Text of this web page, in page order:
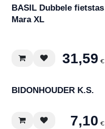
Div. prints
BASIL Dubbele fietstas
Mara XL
31,59 €
BIDONHOUDER K.S.
7,10 €